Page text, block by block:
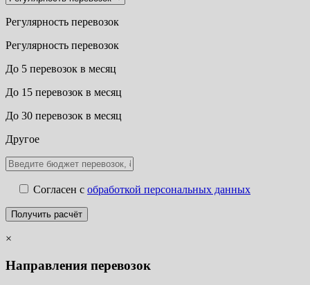
Регулярность перевозок
Регулярность перевозок
До 5 перевозок в месяц
До 15 перевозок в месяц
До 30 перевозок в месяц
Другое
Согласен с обработкой персональных данных
×
Направления перевозок